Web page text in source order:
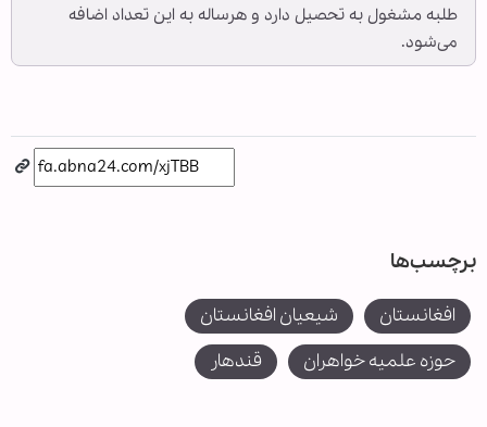
طلبه مشغول به تحصیل دارد و هرساله به این تعداد اضافه
می‌شود.
برچسب‌ها
افغانستان
شیعیان افغانستان
حوزه علمیه خواهران
قندهار